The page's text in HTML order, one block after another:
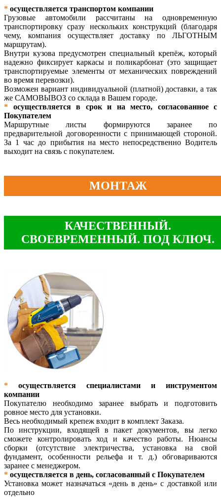
* осуществляется транспортом компании
Грузовые автомобили рассчитаны на одновременную
транспортировку сразу нескольких конструкций (благодаря
чему, компания осуществляет доставку по ЛЬГОТНЫМ
маршрутам).
Внутри кузова предусмотрен специальный крепёж, который
надежно фиксирует каркасы и поликарбонат (это защищает
транспортируемые элементы от механических повреждений
во время перевозки).
Возможен вариант индивидуальной (платной) доставки, а так
же САМОВЫВОЗ со склада в Вашем городе.
* осуществляется в срок и на место, согласованное с
Покупателем
Маршрутные листы формируются заранее по
предварительной договоренности с принимающей стороной.
За 1 час до прибытия на место непосредственно Водитель
выходит на связь с покупателем.
МОНТАЖ
КАЧЕСТВЕННЫЙ.
СВОЕВРЕМЕННЫЙ. ПОД КЛЮЧ.
* осуществляется специалистами и инструментом
компании
Покупателю необходимо заранее выбрать и подготовить
ровное место для установки.
Весь необходимый крепеж входит в комплект Заказа.
По инструкции, входящей в пакет документов, вы легко
сможете контролировать ход и качество работы. Нюансы
сборки (отсутствие электричества, установка на свой
фундамент, особенности рельефа и т. д.) обговариваются
заранее с менеджером.
* осуществляется в день, согласованный с Покупателем
Установка может назначаться «день в день» с доставкой или
отдельно